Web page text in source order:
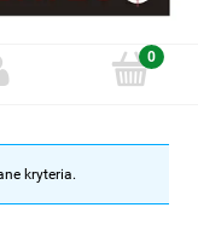
kryteria.